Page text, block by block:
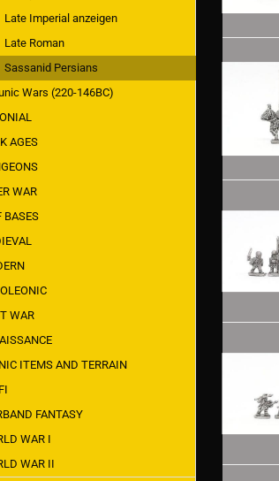
Late Imperial anzeigen
Late Roman
Sassanid Persians
Wars (220-146BC)
AGES
WAR
BASES
WAR
ITEMS AND TERRAIN
FANTASY
WAR I
WAR II